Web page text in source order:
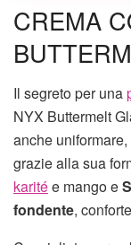
CREMA
Il segreto per una
NYX Buttermelt
anche
grazie alla sua
karitée mango e
fondente,